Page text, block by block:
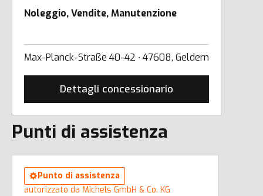
Noleggio, Vendite, Manutenzione
Max-Planck-Straße 40-42 ∙ 47608, Geldern
Dettagli concessionario
Punti di assistenza
Punto di assistenza
autorizzato da Michels GmbH & Co. KG